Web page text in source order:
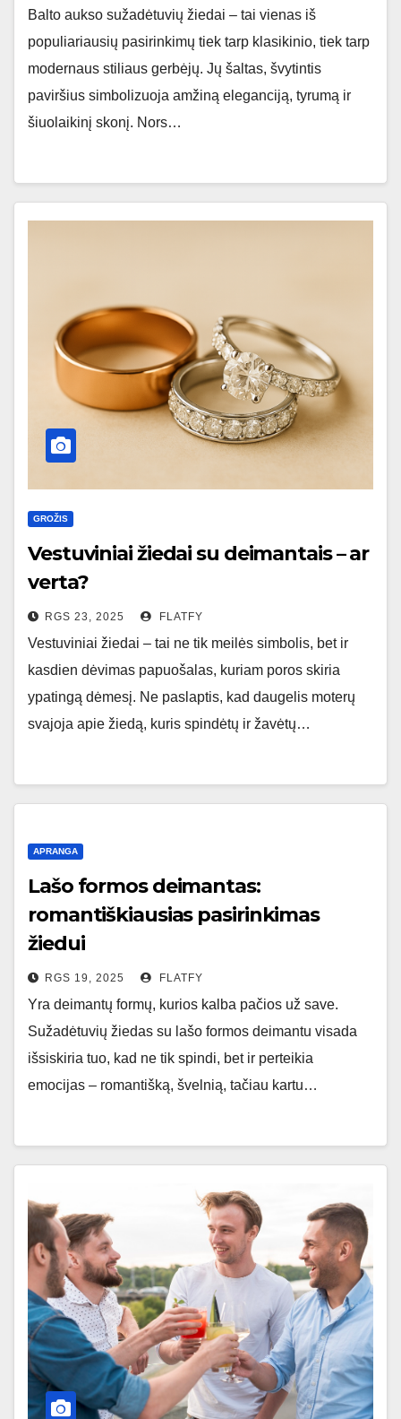
Balto aukso sužadėtuvių žiedai – tai vienas iš
populiariausių pasirinkimų tiek tarp klasikinio, tiek tarp
modernaus stiliaus gerbėjų. Jų šaltas, švytintis
paviršius simbolizuoja amžiną eleganciją, tyrumą ir
šiuolaikinį skonį. Nors…
GROŽIS
Vestuviniai žiedai su deimantais – ar
verta?
RGS 23, 2025 FLATFY
Vestuviniai žiedai – tai ne tik meilės simbolis, bet ir
kasdien dėvimas papuošalas, kuriam poros skiria
ypatingą dėmesį. Ne paslaptis, kad daugelis moterų
svajoja apie žiedą, kuris spindėtų ir žavėtų…
APRANGA
Lašo formos deimantas:
romantiškiausias pasirinkimas
žiedui
RGS 19, 2025 FLATFY
Yra deimantų formų, kurios kalba pačios už save.
Sužadėtuvių žiedas su lašo formos deimantu visada
išsiskiria tuo, kad ne tik spindi, bet ir perteikia
emocijas – romantišką, švelnią, tačiau kartu…